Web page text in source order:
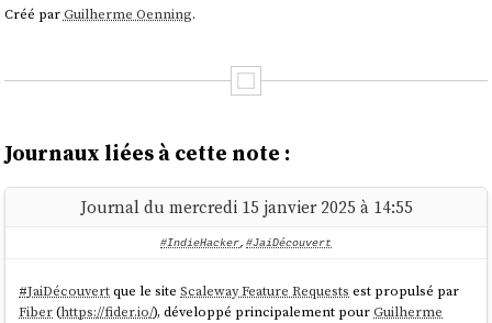
Créé parGuilherme Oenning.
Journaux liées à cette note :
Journal du mercredi 15 janvier 2025 à 14:55
#IndieHacker, #JaiDécouvert
#JaiDécouvertque le siteScaleway Feature Requests est propulsé par
Fiber(https://fider.io/), développé principalement pourGuilherme